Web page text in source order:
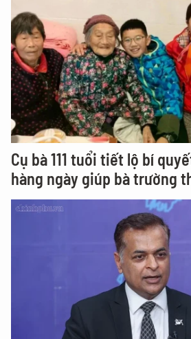
Cụ bà 111 tuổi tiết lộ bí
hàng ngày giúp bà trường